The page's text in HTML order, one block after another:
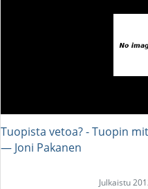
Tuopista vetoa? - Tuopin
― Joni Pakanen
Julkaistu